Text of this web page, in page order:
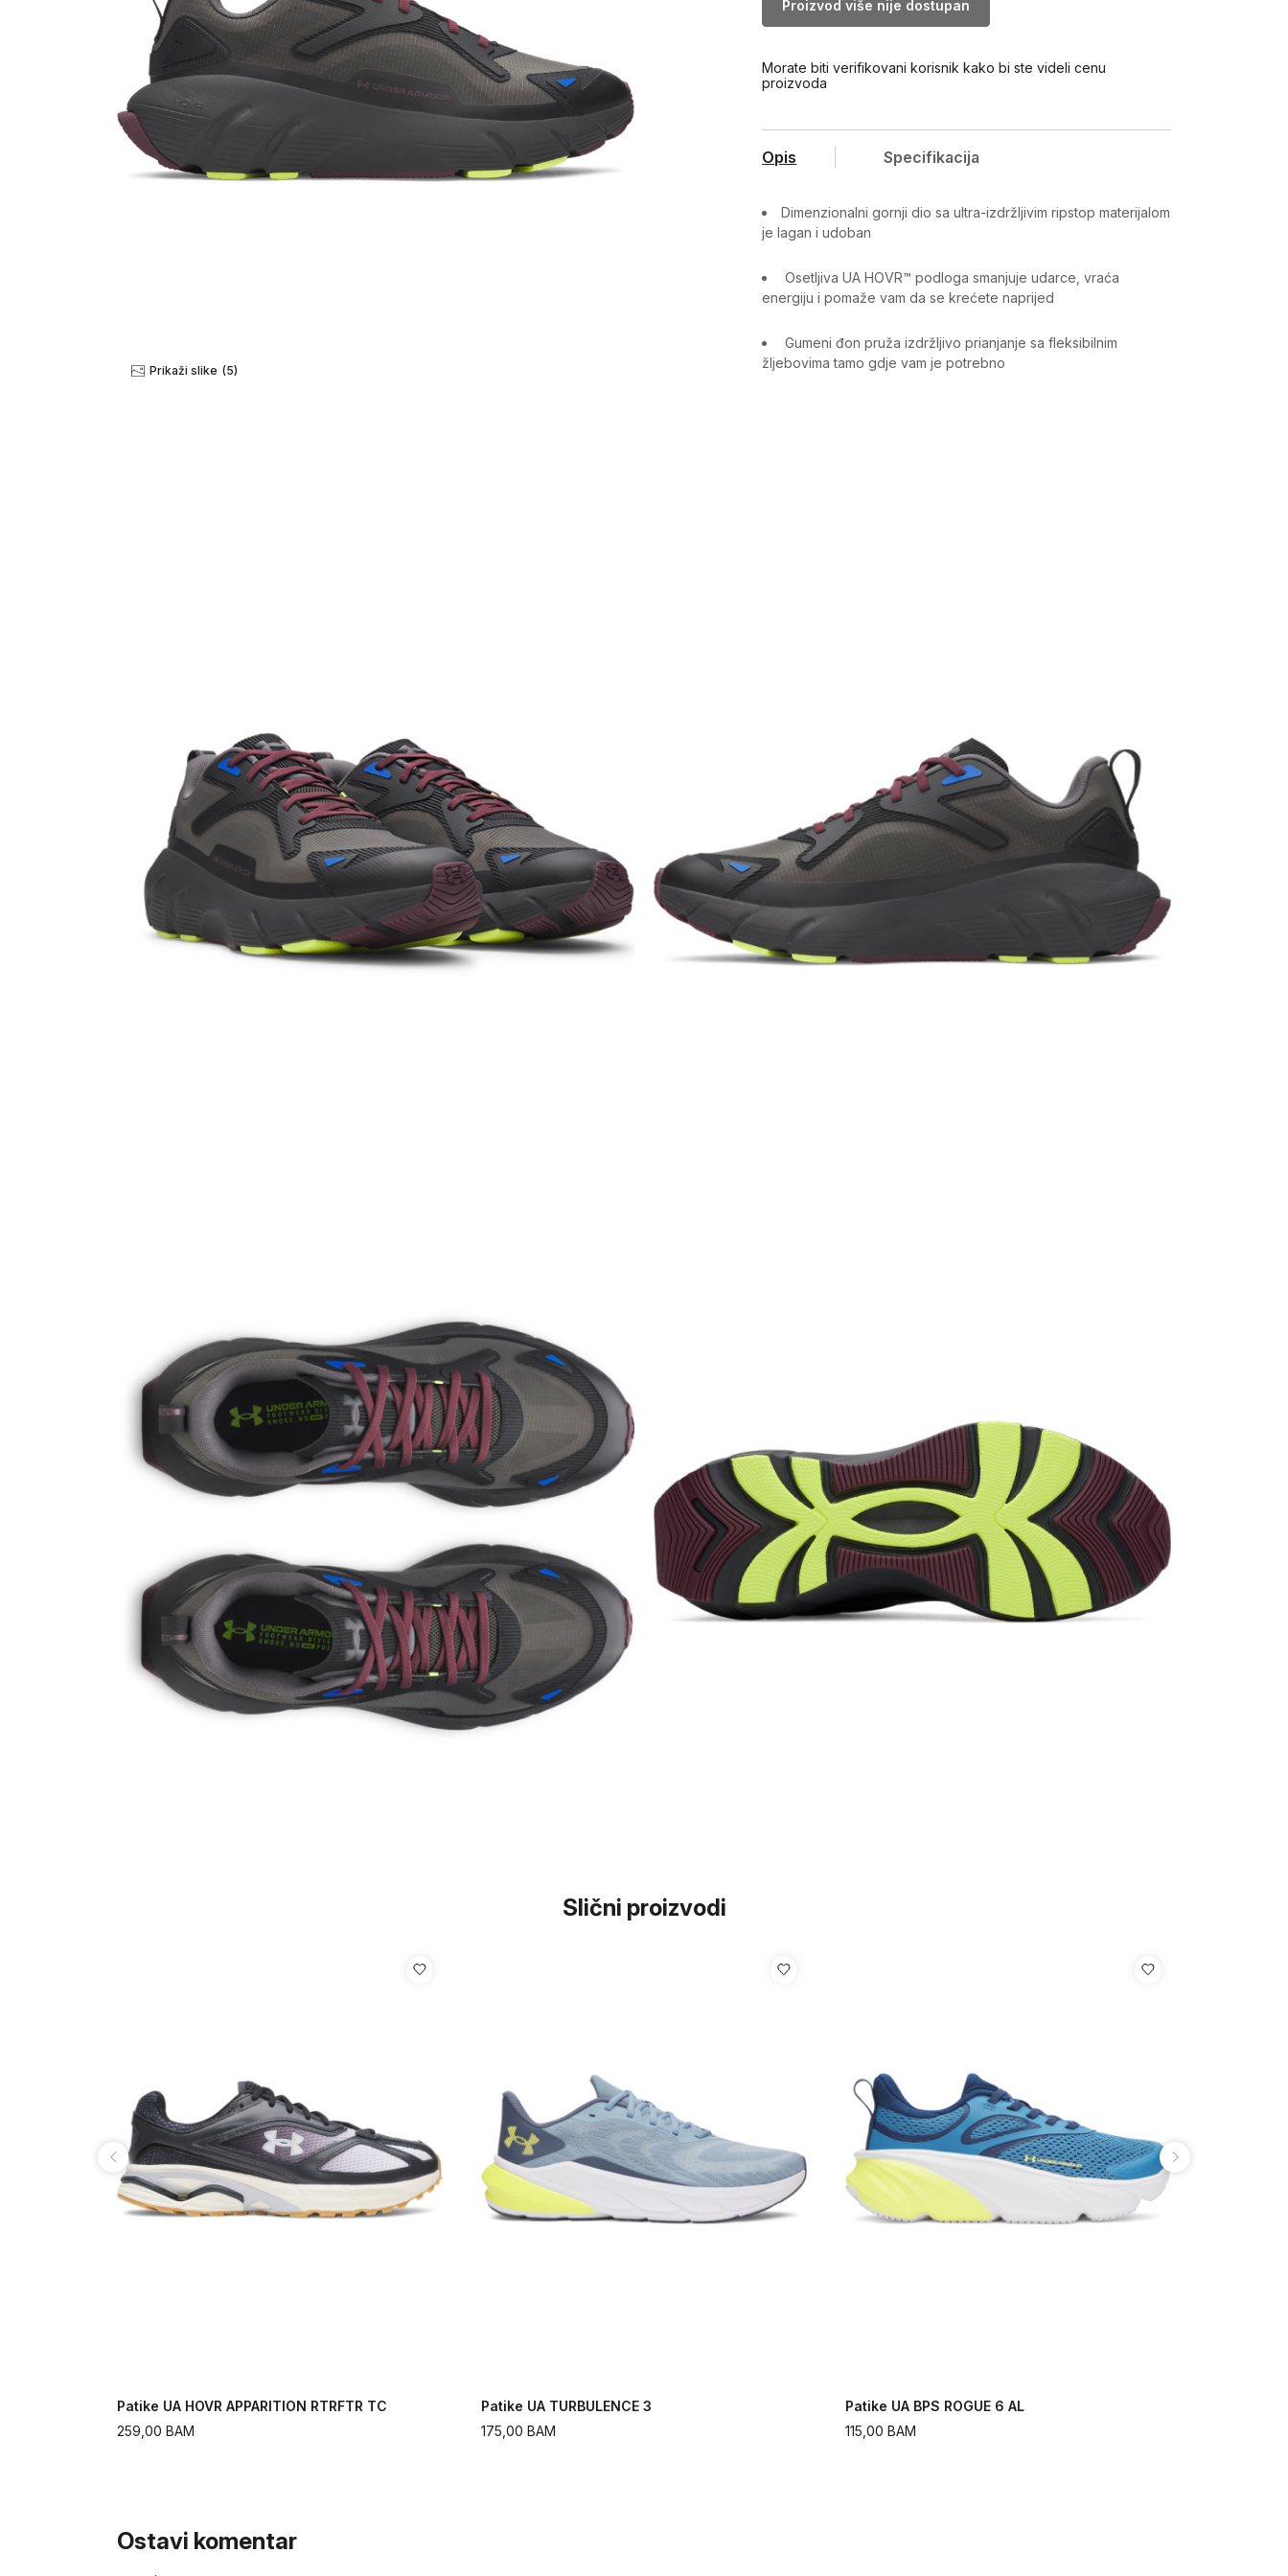
Prikaži slike (5)
Proizvod više nije dostupan
Morate biti verifikovani korisnik kako bi ste videli cenu
proizvoda
Opis Specifikacija
Dimenzionalni gornji dio sa ultra-izdržljivim ripstop materijalom
je lagan i udoban
Osetljiva UA HOVR™ podloga smanjuje udarce, vraća
energiju i pomaže vam da se krećete naprijed
Gumeni đon pruža izdržljivo prianjanje sa fleksibilnim
žljebovima tamo gdje vam je potrebno
Slični proizvodi
Patike UA HOVR APPARITION RTRFTR TC
259,00 BAM
Patike UA TURBULENCE 3
175,00 BAM
Patike UA BPS ROGUE 6 AL
115,00 BAM
Ostavi komentar